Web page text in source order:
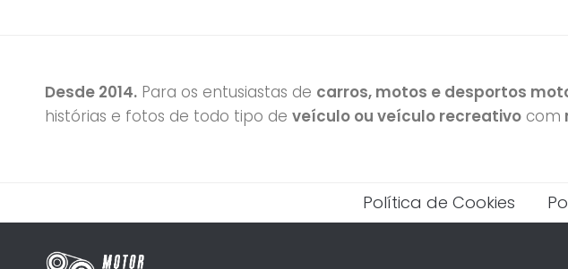
Desde 2014. Para os entusiastas de carros, motos e desportos
histórias e fotos de todo tipo de veículo ou veículo recreativo com
Política de Cookies